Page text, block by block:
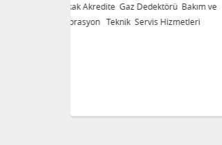
Türkak Akredite Gaz
Kalibrasyon Teknik